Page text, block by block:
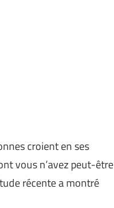
croient en ses
vous n’avez peut-être
récente a montré